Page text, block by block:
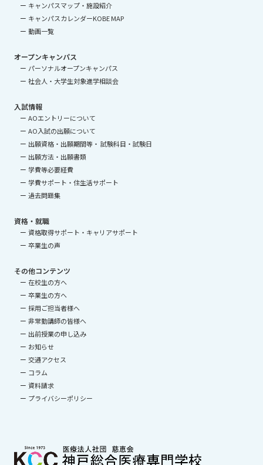
キャンパスマップ・施設紹介
キャンパスカレンダーKOBE MAP
動画一覧
オープンキャンパス
パーソナルオープンキャンパス
社会人・大学生対象進学相談会
入試情報
AOエントリーについて
AO入試の出願について
出願資格・出願期間等・ 試験科目・試験日
出願方法・出願書類
学費等必要経費
学費サポート・住生活サポート
過去問題集
資格・就職
資格取得サポート・キャリアサポート
卒業生の声
その他コンテンツ
在校生の方へ
卒業生の方へ
採用ご担当者様へ
非常勤講師の皆様へ
出前授業の申し込み
お知らせ
交通アクセス
コラム
資料請求
プライバシーポリシー